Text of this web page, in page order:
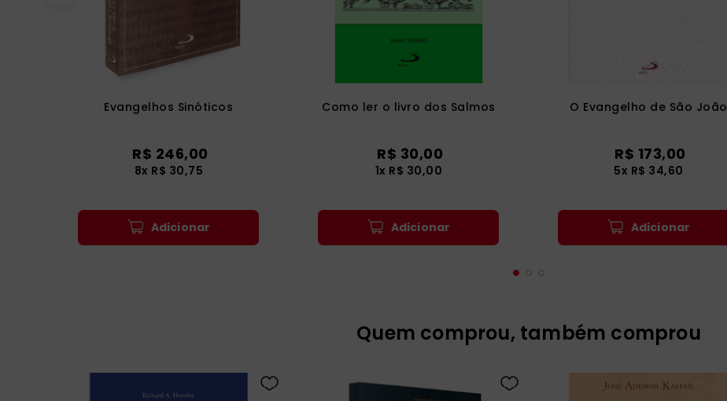
Evangelhos Sinóticos
R$ 246,00
8x R$ 30,75
Adicionar
Como ler o livro dos Salmos
R$ 30,00
1x R$ 30,00
Adicionar
O Evangelho de São João
R$ 173,00
5x R$ 34,60
Adicionar
Quem comprou, também comprou